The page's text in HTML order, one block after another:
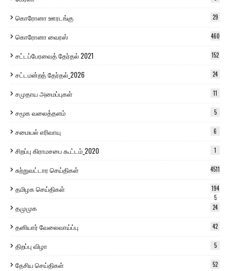
கொரோனா ஊரடங்கு 29
கொரோனா வைரஸ் 460
சட்டப்பேரவைத் தேர்தல் 2021 152
சட்டமன்றத் தேர்தல்_2026 24
சமுதாய அமைப்புகள் 11
சமூக வலைத்தளம் 5
சமையல் எரிவாயு 6
சிறப்பு கிராமசபை கூட்டம்_2020 1
சுற்றுவட்டார செய்திகள் 4511
தமிழக செய்திகள்
194
5
தமுமுக 24
தனியார் வேலைவாய்ப்பு 42
திறப்பு விழா 5
தேசிய செய்திகள் 52